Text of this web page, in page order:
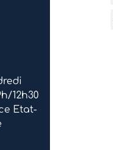
12h30
Etat-